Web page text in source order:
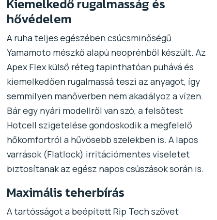
hővédelem
A ruha teljes egészében csúcsminőségű
Yamamoto mészkő alapú neoprénből készült. Az
Apex Flex külső réteg tapinthatóan puhává és
kiemelkedően rugalmassá teszi az anyagot, így
semmilyen manőverben nem akadályoz a vízen.
Bár egy nyári modellről van szó, a felsőtest
Hotcell szigetelése gondoskodik a megfelelő
hőkomfortról a hűvösebb szelekben is. A lapos
varrások (Flatlock) irritációmentes viseletet
biztosítanak az egész napos csúszások során is.
Maximális teherbírás
A tartósságot a beépített Rip Tech szövet